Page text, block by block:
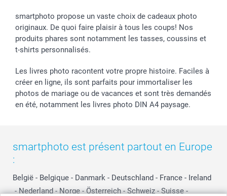
smartphoto propose un vaste choix de cadeaux photo
originaux. De quoi faire plaisir à tous les coups! Nos
produits phares sont notamment les tasses, coussins et
t-shirts personnalisés.
Les livres photo racontent votre propre histoire. Faciles à
créer en ligne, ils sont parfaits pour immortaliser les
photos de mariage ou de vacances et sont très demandés
en été, notamment les livres photo DIN A4 paysage.
smartphoto est présent partout en Europe
:
België - Belgique - Danmark - Deutschland - France - Ireland
- Nederland - Norge - Österreich - Schweiz - Suisse -